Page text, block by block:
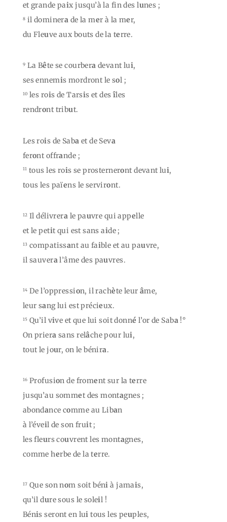
et grande paix jusqu’à la fin des lunes ;
8 il dominera de la mer à la mer,
du Fleuve aux bouts de la terre.
9 La Bête se courbera devant lui,
ses ennemis mordront le sol ;
10 les rois de Tarsis et des îles
rendront tribut.
Les rois de Saba et de Seva
feront offrande ;
11 tous les rois se prosterneront devant lui,
tous les païens le serviront.
12 Il délivrera le pauvre qui appelle
et le petit qui est sans aide ;
13 compatissant au faible et au pauvre,
il sauveral’âme des pauvres.
14 De l’oppression, il rachète leur âme,
leur sang lui est précieux.
15 Qu’il vive et que lui soit donné l’or de Saba !°
On priera sans relâche pour lui,
tout le jour, on le bénira.
16 Profusion de froment sur la terre
jusqu’au sommet des montagnes ;
abondance comme au Liban
à l’éveil de son fruit ;
les fleurs couvrent les montagnes,
comme herbe de la terre.
17 Que son nom soit béni à jamais,
qu’il dure sous le soleil !
Bénis seront en lui tous les peuples,